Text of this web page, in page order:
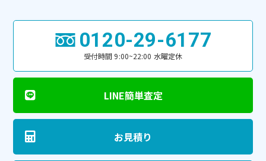
0120-29-6177
受付時間 9:00~22:00 水曜定休
LINE簡単査定
お見積り